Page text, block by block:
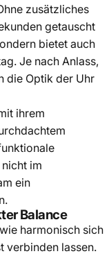
zusätzliches
getauscht
bietet auch
Je nach Anlass,
die Optik der Uhr
ihrem
im
ein
Balance
harmonisch sich
verbinden lassen.